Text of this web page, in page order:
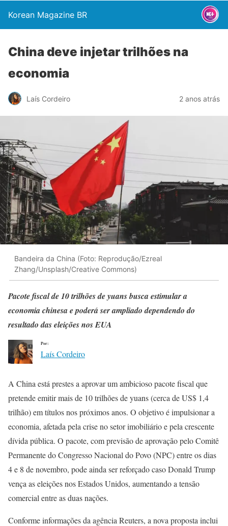
Korean Magazine BR
China deve injetar trilhões na
economia
Laís Cordeiro 2 anos atrás
Bandeira da China (Foto: Reprodução/Ezreal
Zhang/Unsplash/Creative Commons)
Pacote fiscal de 10 trilhões de yuans busca estimular a
economia chinesa e poderá ser ampliado dependendo do
resultado das eleições nos EUA
Por:
Laís Cordeiro
A China está prestes a aprovar um ambicioso pacote fiscal que
pretende emitir mais de 10 trilhões de yuans (cerca de US$ 1,4
trilhão) em títulos nos próximos anos. O objetivo é impulsionar a
economia, afetada pela crise no setor imobiliário e pela crescente
dívida pública. O pacote, com previsão de aprovação pelo Comitê
Permanente do Congresso Nacional do Povo (NPC) entre os dias
4 e 8 de novembro, pode ainda ser reforçado caso Donald Trump
vença as eleições nos Estados Unidos, aumentando a tensão
comercial entre as duas nações.
Conforme informações da agência Reuters, a nova proposta inclui